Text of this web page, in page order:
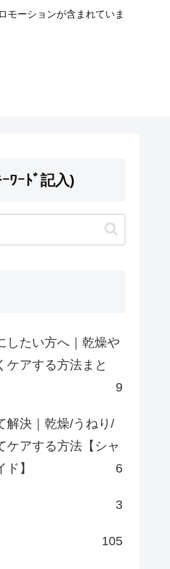
モーションが含まれていま
ﾜｰﾄﾞ記入)
したい方へ｜乾燥や
ケアする方法まと
9
解決｜乾燥/うねり/
ケアする方法【シャ
】
6
3
105